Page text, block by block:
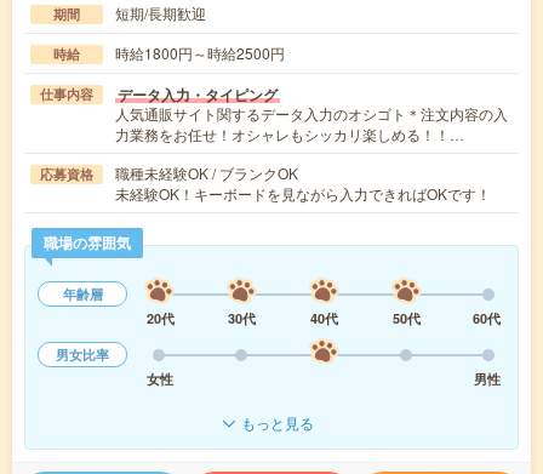
期間 短期/長期歓迎
時給 時給1800円～時給2500円
仕事内容 データ入力・タイピング
人気通販サイト関するデータ入力のオシゴト＊注文内容の入
力業務をお任せ！オシャレもシッカリ楽しめる！！…
応募資格
職種未経験OK / ブランクOK
未経験OK！キーボードを見ながら入力できればOKです！
職場の雰囲気
年齢層
20代
30代 40代 50代
60代
男女比率
女性
男性
もっと見る